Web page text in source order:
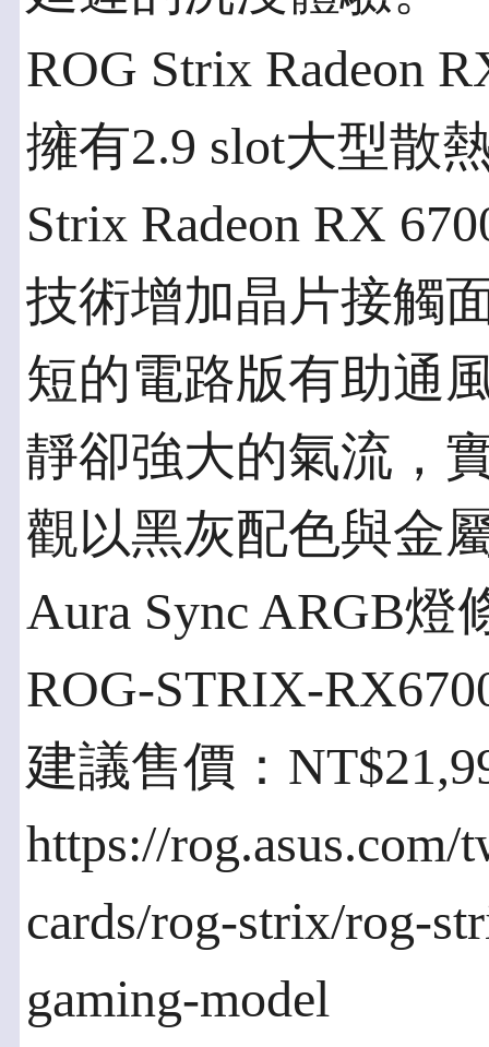
ROG Strix Radeon
擁有2.9 slot大型散
Strix Radeon RX
技術增加晶片接觸
短的電路版有助通
靜卻強大的氣流，
觀以黑灰配色與金
Aura Sync ARGB
ROG-STRIX-
建議售價：
https://rog.asus.com/
cards/rog-strix/rog-
gaming-model